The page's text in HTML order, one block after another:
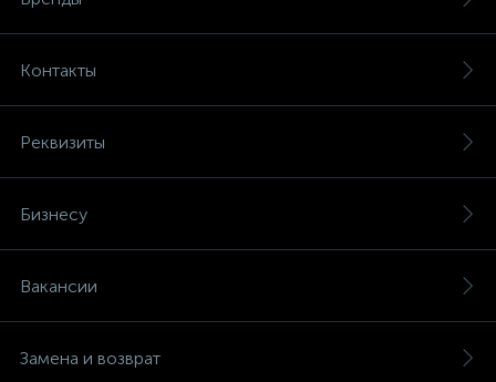
Контакты
Реквизиты
Бизнесу
Вакансии
Замена и возврат